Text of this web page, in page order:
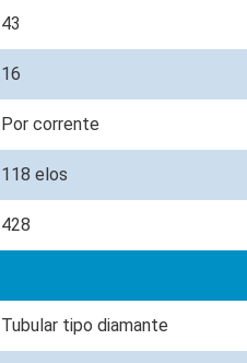
43
16
Por corrente
118 elos
428
Tubular tipo diamante